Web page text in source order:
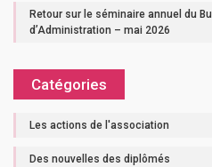
Retour sur le séminaire annuel du
d’Administration – mai 2026
Catégories
Les actions de l'association
Des nouvelles des diplômés